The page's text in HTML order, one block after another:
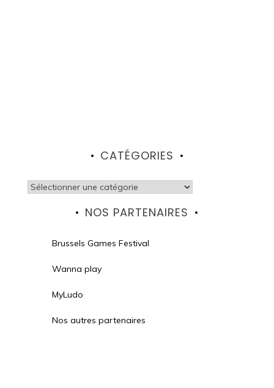
CATÉGORIES
Catégories
NOS PARTENAIRES
Brussels Games Festival
Wanna play
MyLudo
Nos autres partenaires